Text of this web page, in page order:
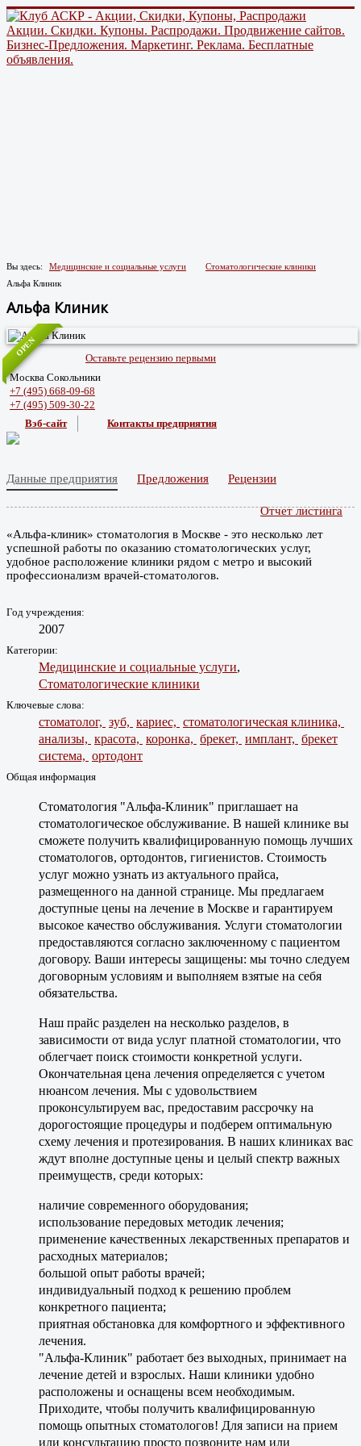
Акции. Скидки. Купоны. Распродажи. Продвижение сайтов.
Бизнес-Предложения. Маркетинг. Реклама. Бесплатные
объявления.
Вы здесь: Медицинские и социальные услуги
Стоматологические клиники
Альфа Клиник
Альфа Клиник
OPEN
Оставьте рецензию первыми
Москва Сокольники
+7 (495) 668-09-68
+7 (495) 509-30-22
Вэб-сайт
Контакты предприятия
Данные предприятия Предложения Рецензии
Отчет листинга
«Альфа-клиник» стоматология в Москве - это несколько лет
успешной работы по оказанию стоматологических услуг,
удобное расположение клиники рядом с метро и высокий
профессионализм врачей-стоматологов.
Год учреждения:
2007
Категории:
Медицинские и социальные услуги,
Стоматологические клиники
Ключевые слова:
стоматолог, зуб, кариес, стоматологическая клиника,
анализы, красота, коронка, брекет, имплант, брекет
система, ортодонт
Общая информация
Стоматология "Альфа-Клиник" приглашает на
стоматологическое обслуживание. В нашей клинике вы
сможете получить квалифицированную помощь лучших
стоматологов, ортодонтов, гигиенистов. Стоимость
услуг можно узнать из актуального прайса,
размещенного на данной странице. Мы предлагаем
доступные цены на лечение в Москве и гарантируем
высокое качество обслуживания. Услуги стоматологии
предоставляются согласно заключенному с пациентом
договору. Ваши интересы защищены: мы точно следуем
договорным условиям и выполняем взятые на себя
обязательства.
Наш прайс разделен на несколько разделов, в
зависимости от вида услуг платной стоматологии, что
облегчает поиск стоимости конкретной услуги.
Окончательная цена лечения определяется с учетом
нюансом лечения. Мы с удовольствием
проконсультируем вас, предоставим рассрочку на
дорогостоящие процедуры и подберем оптимальную
схему лечения и протезирования. В наших клиниках вас
ждут вполне доступные цены и целый спектр важных
преимуществ, среди которых:
наличие современного оборудования;
использование передовых методик лечения;
применение качественных лекарственных препаратов и
расходных материалов;
большой опыт работы врачей;
индивидуальный подход к решению проблем
конкретного пациента;
приятная обстановка для комфортного и эффективного
лечения.
"Альфа-Клиник" работает без выходных, принимает на
лечение детей и взрослых. Наши клиники удобно
расположены и оснащены всем необходимым.
Приходите, чтобы получить квалифицированную
помощь опытных стоматологов! Для записи на прием
или консультацию просто позвоните нам или